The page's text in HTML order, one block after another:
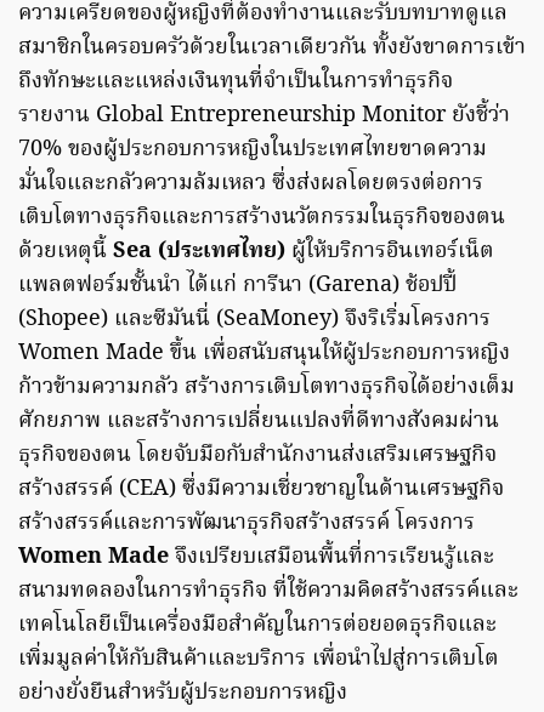
ความเครียดของผู้หญิงที่ต้องทำงานและรับบทบาทดูแล
สมาชิกในครอบครัวด้วยในเวลาเดียวกัน ทั้งยังขาดการเข้า
ถึงทักษะและแหล่งเงินทุนที่จำเป็นในการทำธุรกิจ
รายงาน Global Entrepreneurship Monitor ยังชี้ว่า
70% ของผู้ประกอบการหญิงในประเทศไทยขาดความ
มั่นใจและกลัวความล้มเหลว ซึ่งส่งผลโดยตรงต่อการ
เติบโตทางธุรกิจและการสร้างนวัตกรรมในธุรกิจของตน
ด้วยเหตุนี้Sea (ประเทศไทย) ผู้ให้บริการอินเทอร์เน็ต
แพลตฟอร์มชั้นนำ ได้แก่ การีนา (Garena) ช้อปปี้
(Shopee) และซีมันนี่ (SeaMoney) จึงริเริ่มโครงการ
Women Made ขึ้น เพื่อสนับสนุนให้ผู้ประกอบการหญิง
ก้าวข้ามความกลัว สร้างการเติบโตทางธุรกิจได้อย่างเต็ม
ศักยภาพ และสร้างการเปลี่ยนแปลงที่ดีทางสังคมผ่าน
ธุรกิจของตน โดยจับมือกับสำนักงานส่งเสริมเศรษฐกิจ
สร้างสรรค์ (CEA) ซึ่งมีความเชี่ยวชาญในด้านเศรษฐกิจ
สร้างสรรค์และการพัฒนาธุรกิจสร้างสรรค์ โครงการ
Women Madeจึงเปรียบเสมือนพื้นที่การเรียนรู้และ
สนามทดลองในการทำธุรกิจ ที่ใช้ความคิดสร้างสรรค์และ
เทคโนโลยีเป็นเครื่องมือสำคัญในการต่อยอดธุรกิจและ
เพิ่มมูลค่าให้กับสินค้าและบริการ เพื่อนำไปสู่การเติบโต
อย่างยั่งยืนสำหรับผู้ประกอบการหญิง